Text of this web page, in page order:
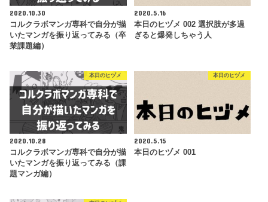
2020.10.30
コルクラボマンガ専科で自分が描
いたマンガを振り返ってみる（卒
業課題編）
2020.5.16
本日のヒヅメ 002 選択肢が多過
ぎると爆発しちゃう人
本日のヒヅメ
2020.10.28
コルクラボマンガ専科で自分が描
いたマンガを振り返ってみる（課
題マンガ編）
本日のヒヅメ
2020.5.15
本日のヒヅメ 001